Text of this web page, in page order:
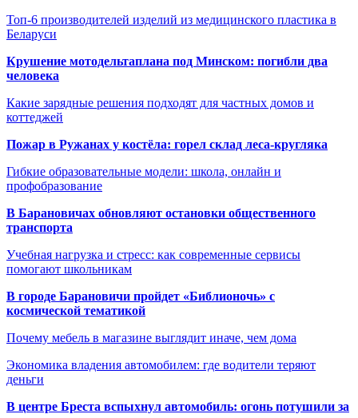
Топ-6 производителей изделий из медицинского пластика в
Беларуси
Крушение мотодельтаплана под Минском: погибли два
человека
Какие зарядные решения подходят для частных домов и
коттеджей
Пожар в Ружанах у костёла: горел склад леса-кругляка
Гибкие образовательные модели: школа, онлайн и
профобразование
В Барановичах обновляют остановки общественного
транспорта
Учебная нагрузка и стресс: как современные сервисы
помогают школьникам
В городе Барановичи пройдет «Библионочь» с
космической тематикой
Почему мебель в магазине выглядит иначе, чем дома
Экономика владения автомобилем: где водители теряют
деньги
В центре Бреста вспыхнул автомобиль: огонь потушили за